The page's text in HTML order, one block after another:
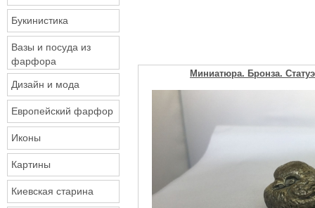
Букинистика
Вазы и посуда из
фарфора
Дизайн и мода
Европейский фарфор
Иконы
Картины
Киевская старина
Миниатюра. Бронза.